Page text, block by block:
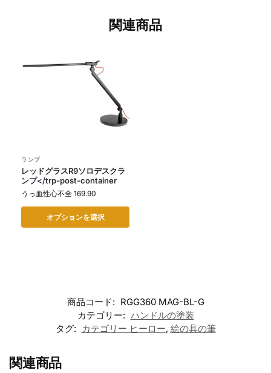
関連商品
ランプ
レッドグラスR9ソロデスクラ
ンプ</trp-post-container
うっ血性心不全 169.90
オプションを選択
商品コード: RGG360 MAG-BL-G
カテゴリー: ハンドルの塗装
タグ:
カテゴリー ヒーロー, 絵の具の筆
関連商品